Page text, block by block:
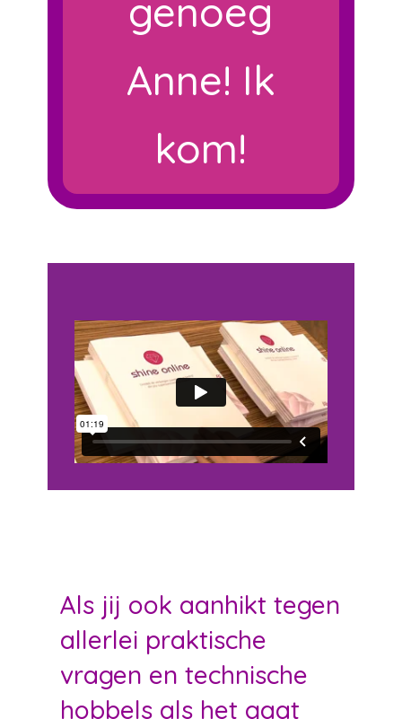
genoeg
Anne! Ik
kom!
Als jij ook aanhikt tegen
allerlei praktische
vragen en technische
hobbels als het gaat